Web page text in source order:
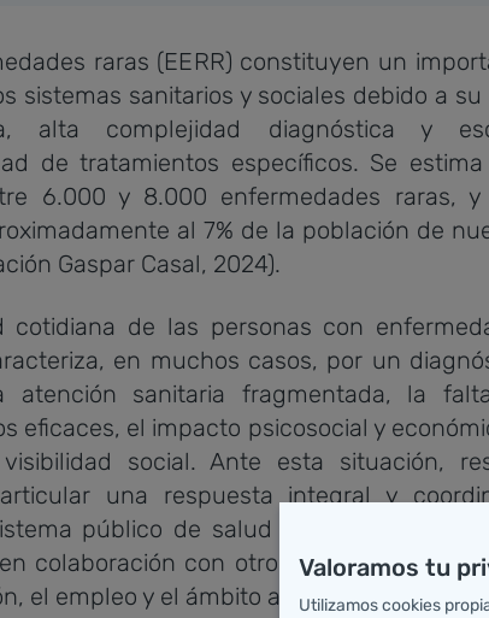
raras (EERR) constituyen un
sistemas sanitarios y sociales debido a su
alta complejidad diagnóstica y
de tratamientos específicos. Se
6.000 y 8.000 enfermedades raras, y
al 7% de la población de
Gaspar Casal, 2024).
cotidiana de las personas con
en muchos casos, por un
atención sanitaria fragmentada, la
eficaces, el impacto psicosocial y
social. Ante esta situación,
una respuesta integral y
público de salud y servicios
colaboración con otros sectores clave,
el empleo y el ámbito asociativo.
Valoramos tu
Utilizamos cookies